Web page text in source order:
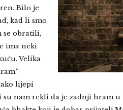
Bilo je
kad li smo
se obratili,
ima neki
Velika
lijepi
nam rekli da je zadnji hram